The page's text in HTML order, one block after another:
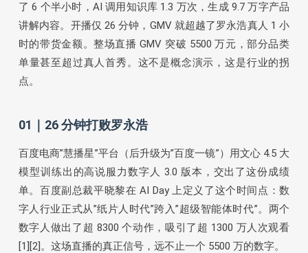
了 6 个半小时，AI 调用知识库 1.3 万次，生成 9.7 万字产品
讲解内容。开播仅 26 分钟，GMV 就超越了罗永浩真人 1 小
时的带货金额。整场直播 GMV 突破 5500 万元，部分品类
单量甚至超过真人首秀。这不是概念演示，这是行业的拐
点。
01｜26 分钟打败罗永浩
百度电商”慧播星”平台（后升级为”百度一镜”）用文心 4.5 大
模型训练出的高说服力数字人 3.0 版本，交出了这份成绩
单。百度副总裁平晓黎在 AI Day 上定义了这个时间点：数
字人行业正式从”纸片人时代”跨入”超级智能体时代”。两个
数字人做出了超 8300 个动作，吸引了超 1300 万人次观看
[1][2]。这场直播的真正信号，远不止一个 5500 万的数字。